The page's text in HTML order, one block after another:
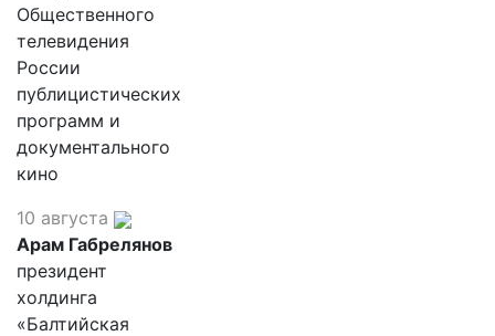
Общественного
телевидения
России
публицистических
программ и
документального
кино
10 августа
Арам Габрелянов
президент
холдинга
«Балтийская